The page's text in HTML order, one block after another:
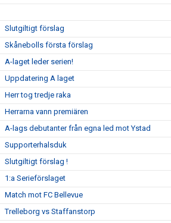
Slutgiltigt förslag
Skånebolls första förslag
A-laget leder serien!
Uppdatering A laget
Herr tog tredje raka
Herrarna vann premiären
A-lags debutanter från egna led mot Ystad
Supporterhalsduk
Slutgiltigt förslag !
1:a Serieförslaget
Match mot FC Bellevue
Trelleborg vs Staffanstorp